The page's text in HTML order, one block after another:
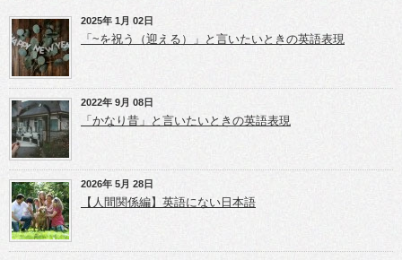
(新
し
い
ウ
ィ
ン
ド
ウ
で
開
き
ま
す)
e
r
で
共
有
(新
し
い
ウ
ィ
ン
ド
ウ
で
開
き
ま
す)
e
+
で
し
い
ウ
ィ
ン
開
き
ま
す)
2025年 1月 02日
「~を祝う（迎える）」と言いたいときの英語表現
2022年 9月 08日
「かなり昔」と言いたいときの英語表現
2026年 5月 28日
【人間関係編】英語にない日本語